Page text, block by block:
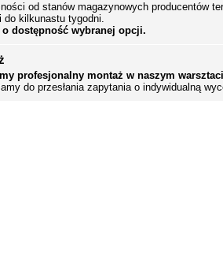
od stanów magazynowych producentów
do kilkunastu tygodni.
o dostępność wybranej opcji.
profesjonalny montaż w naszym
do przesłania zapytania o indywidualną